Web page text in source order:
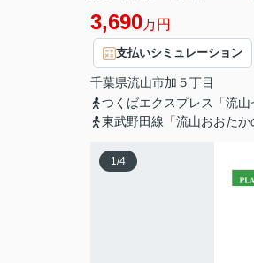
3,690万円
支払いシミュレーション
千葉県流山市加 ５丁目
つくばエクスプレス「流
東武野田線「流山おおた
1/4